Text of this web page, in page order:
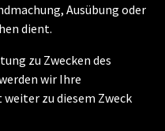
Ausübung oder
dient.
zu Zwecken des
wir Ihre
zu diesem Zweck